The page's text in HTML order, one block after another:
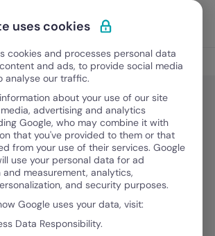
Scopri Factorial
il mancato rispetto
NIS2
5 minuti di lettura
uses cookies
cookies and processes personal data
and ads, to provide social media
analyse our traffic.
about your use of our site
advertising and analytics
Google, who may combine it with
that you've provided to them or that
from your use of their services. Google
use your personal data for ad
and measurement, analytics,
and security purposes.
Google uses your data, visit:
Data Responsibility.